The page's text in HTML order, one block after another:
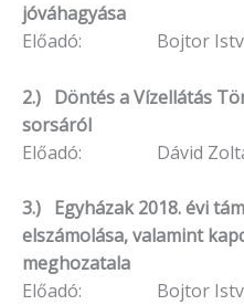
jóváhagyása
Előadó: Bojtor
2.) Döntés a Vízellátás
sorsáról
Előadó: Dávid
3.) Egyházak 2018. évi
elszámolása, valamint
meghozatala
Előadó: Bojtor